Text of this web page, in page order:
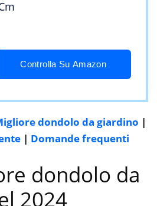
Controlla Su Amazon
dondolo da giardino |
| Domande frequenti
dondolo da
2024